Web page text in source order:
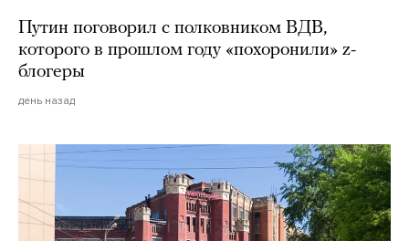
Путин поговорил с полковником ВДВ,
которого в прошлом году «похоронили» z-
блогеры
день назад